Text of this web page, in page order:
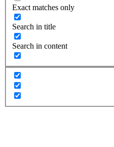
Exact matches only
Search in title
Search in content